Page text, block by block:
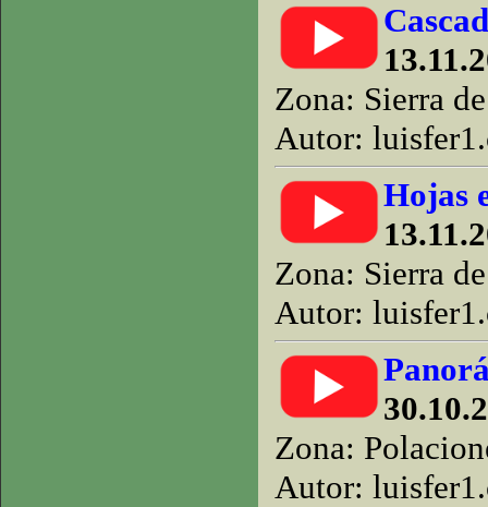
Zona: Sierra
Autor:
Hojas
Zona: Sierra
Autor:
Zona:
Autor: